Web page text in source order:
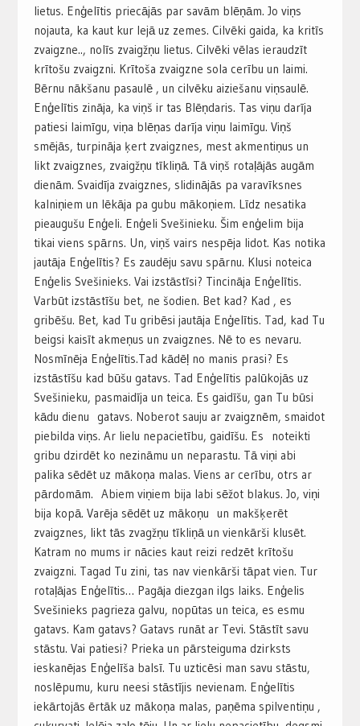
lietus. Enģelītis priecājās par savām blēņām. Jo viņs
nojauta, ka kaut kur lejā uz zemes. Cilvēki gaida, ka kritīs
zvaigzne.., nolīs zvaigžņu lietus. Cilvēki vēlas ieraudzīt
krītošu zvaigzni. Krītoša zvaigzne sola cerību un laimi.
Bērnu nākšanu pasaulē , un cilvēku aiziešanu viņsaulē.
Enģelītis zināja, ka viņš ir tas Blēņdaris. Tas viņu darīja
patiesi laimīgu, viņa blēņas darīja viņu laimīgu. Viņš
smējās, turpināja ķert zvaigznes, mest akmentiņus un
likt zvaigznes, zvaigžņu tīkliņā. Tā viņš rotaļājās augām
dienām. Svaidīja zvaigznes, slidinājās pa varavīksnes
kalniņiem un lēkāja pa gubu mākoņiem. Līdz nesatika
pieaugušu Enģeli. Enģeli Svešinieku. Šim enģelim bija
tikai viens spārns. Un, viņš vairs nespēja lidot. Kas notika
jautāja Enģelītis? Es zaudēju savu spārnu. Klusi noteica
Enģelis Svešinieks. Vai izstāstīsi? Tincināja Enģelītis.
Varbūt izstāstīšu bet, ne šodien. Bet kad? Kad , es
gribēšu. Bet, kad Tu gribēsi jautāja Enģelītis. Tad, kad Tu
beigsi kaisīt akmeņus un zvaigznes. Nē to es nevaru.
Nosmīnēja Enģelītis.Tad kādēļ no manis prasi? Es
izstāstīšu kad būšu gatavs. Tad Enģelītis palūkojās uz
Svešinieku, pasmaidīja un teica. Es gaidīšu, gan Tu būsi
kādu dienu gatavs. Noberot sauju ar zvaigznēm, smaidot
piebilda viņs. Ar lielu nepacietību, gaidīšu. Es noteikti
gribu dzirdēt ko nezināmu un neparastu. Tā viņi abi
palika sēdēt uz mākoņa malas. Viens ar cerību, otrs ar
pārdomām. Abiem viņiem bija labi sēžot blakus. Jo, viņi
bija kopā. Varēja sēdēt uz mākoņu un makšķerēt
zvaigznes, likt tās zvagžņu tīkliņā un vienkārši klusēt.
Katram no mums ir nācies kaut reizi redzēt krītošu
zvaigzni. Tagad Tu zini, tas nav vienkārši tāpat vien. Tur
rotaļājas Enģelītis… Pagāja diezgan ilgs laiks. Enģelis
Svešinieks pagrieza galvu, nopūtas un teica, es esmu
gatavs. Kam gatavs? Gatavs runāt ar Tevi. Stāstīt savu
stāstu. Vai patiesi? Prieka un pārsteiguma dzirksts
ieskanējas Enģelīša balsī. Tu uzticēsi man savu stāstu,
noslēpumu, kuru neesi stāstījis nevienam. Enģelītis
iekārtojās ērtāk uz mākoņa malas, paņēma spilventiņu ,